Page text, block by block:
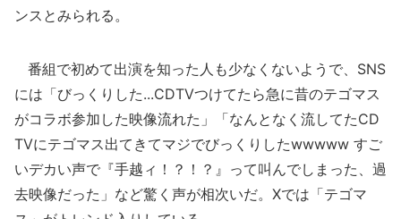
ンスとみられる。
番組で初めて出演を知った人も少なくないようで、SNS
には「びっくりした...CDTVつけてたら急に昔のテゴマス
がコラボ参加した映像流れた」「なんとなく流してたCD
TVにテゴマス出てきてマジでびっくりしたwwwww すご
いデカい声で『手越ィ！？！？』って叫んでしまった、過
去映像だった」など驚く声が相次いだ。Xでは「テゴマ